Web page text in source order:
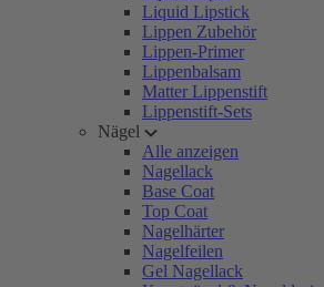
Liquid Lipstick
Lippen Zubehör
Lippen-Primer
Lippenbalsam
Matter Lippenstift
Lippenstift-Sets
Nägel
Alle anzeigen
Nagellack
Base Coat
Top Coat
Nagelhärter
Nagelfeilen
Gel Nagellack